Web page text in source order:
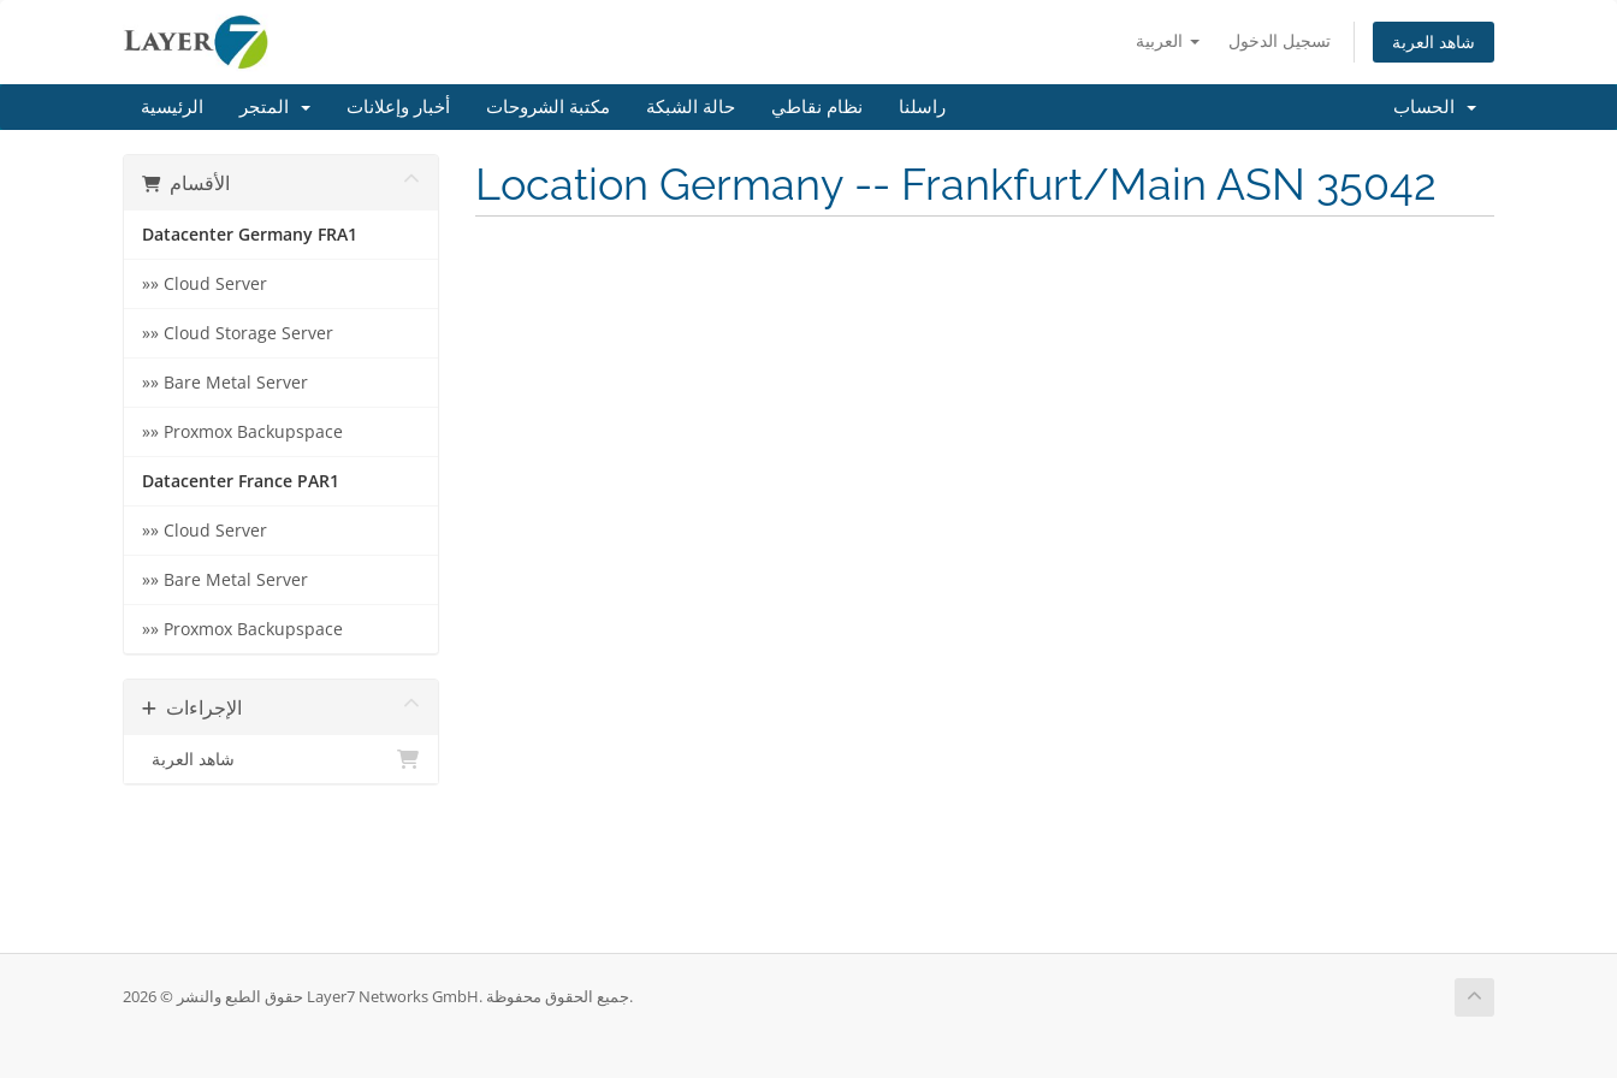
تسجيل الدخول شاهد العربة
الرئيسية أخبار وإعلانات مكتبة الشروحات حالة الشبكة نظام نقاطي راسلنا
الأقسام
Datacenter Germany FRA1
»» Cloud Server
»» Cloud Storage Server
»» Bare Metal Server
»» Proxmox Backupspace
Datacenter France PAR1
»» Cloud Server
»» Bare Metal Server
»» Proxmox Backupspace
الإجراءات
شاهد العربة
Location Germany -- Frankfurt/Main ASN 35042
حقوق الطبع والنشر © 2026 Layer7 Networks GmbH. جميع الحقوق محفوظة.